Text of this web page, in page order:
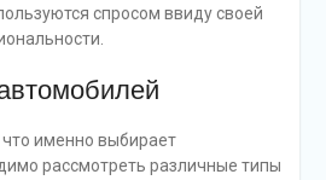
спросом ввиду своей
именно выбирает
рассмотреть различные типы